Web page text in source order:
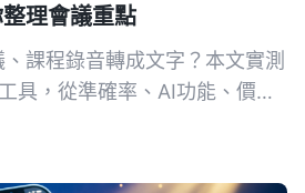
理會議重點
課程錄音轉成文字？本文實測
具，從準確率、AI功能、價格